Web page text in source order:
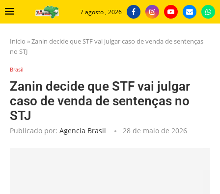
7 agosto , 2026
Início »Zanin decide que STF vai julgar caso de venda de sentenças
no STJ
Brasil
Zanin decide que STF vai julgar
caso de venda de sentenças no
STJ
Publicado por: Agencia Brasil 28 de maio de 2026